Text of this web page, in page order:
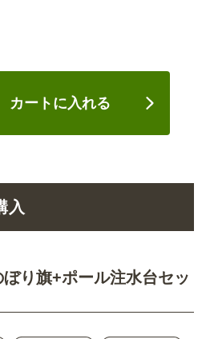
カートに入れる
入
ぼり旗+ポール注水台セッ